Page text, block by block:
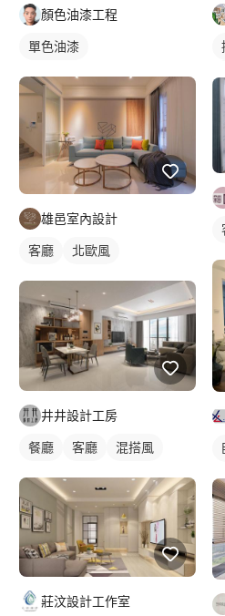
顏色油漆工程
單色油漆
雄邑室內設計
客廳 北歐風
井井設計工房
餐廳 客廳 混搭風
莊汶設計工作室